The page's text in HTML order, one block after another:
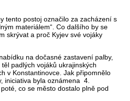
tento postoj označilo za zacházení s
materiálem“. Co dalšího by se
skrývat a proč Kyjev své vojáky
na dočasné zastavení palby,
padlých vojáků ukrajinských
v Konstantinovce. Jak připomnělo
iniciativa byla oznámena 4.
co se město dostalo plně pod